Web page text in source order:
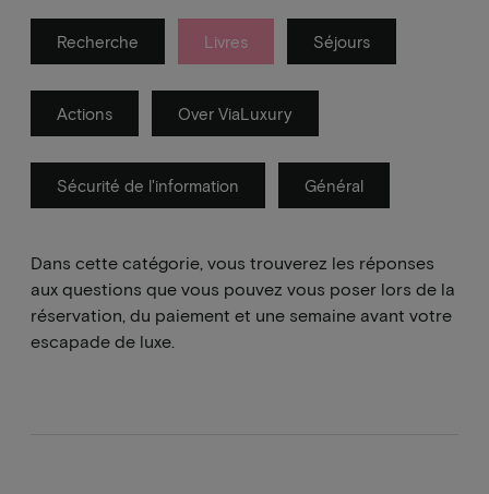
Recherche Livres Séjours
Actions Over ViaLuxury
Sécurité de l'information Général
Dans cette catégorie, vous trouverez les réponses
aux questions que vous pouvez vous poser lors de la
réservation, du paiement et une semaine avant votre
escapade de luxe.